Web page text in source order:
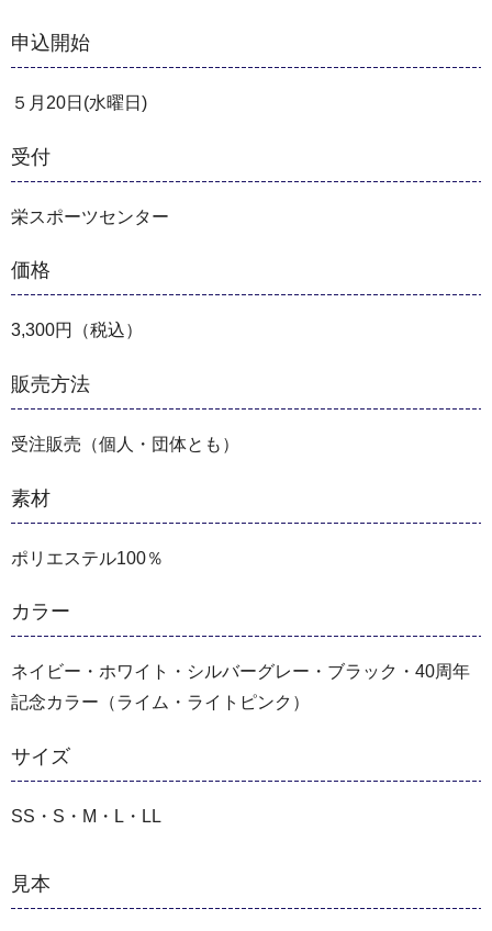
申込開始
５月20日(水曜日)
受付
栄スポーツセンター
価格
3,300円（税込）
販売方法
受注販売（個人・団体とも）
素材
ポリエステル100％
カラー
ネイビー・ホワイト・シルバーグレー・ブラック・40周年
記念カラー（ライム・ライトピンク）
サイズ
SS・S・M・L・LL
見本